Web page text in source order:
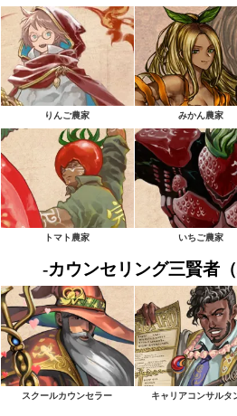
りんご農家 みかん農家
トマト農家 いちご農家
-カウンセリング三賢者
スクールカウンセラー キャリアコンサルタ